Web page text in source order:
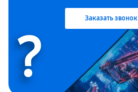
Заказать звонок
?